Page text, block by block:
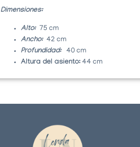
Dimensiones:
Alto: 75 cm
Ancho: 42 cm
Profundidad: 40 cm
Altura del asiento:44 cm